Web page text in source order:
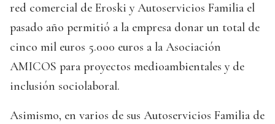
red comercial de Eroski y Autoservicios Familia el
pasado año permitió a la empresa donar un total de
cinco mil euros 5.000 euros a la Asociación
AMICOS para proyectos medioambientales y de
inclusión sociolaboral.
Asimismo, en varios de sus Autoservicios Familia de